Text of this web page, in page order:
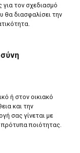
για τον σχεδιασμό
θα διασφαλίσει την
ή στον οικιακό
και την
σας γίνεται με
ποιότητας.